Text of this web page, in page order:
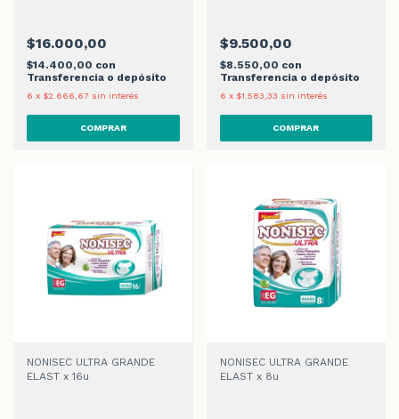
$16.000,00
$14.400,00 con
Transferencia o depósito
6 x $2.666,67 sin interés
$9.500,00
$8.550,00 con
Transferencia o depósito
6 x $1.583,33 sin interés
NONISEC ULTRA GRANDE
ELAST x 16u
NONISEC ULTRA GRANDE
ELAST x 8u